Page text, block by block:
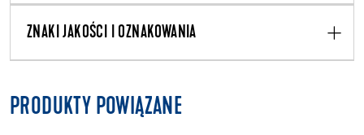
ZNAKI JAKOŚCI I OZNAKOWANIA
PRODUKTY POWIĄZANE